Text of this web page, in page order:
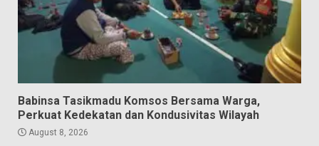
Babinsa Tasikmadu Komsos Bersama Warga,
Perkuat Kedekatan dan Kondusivitas Wilayah
August 8, 2026